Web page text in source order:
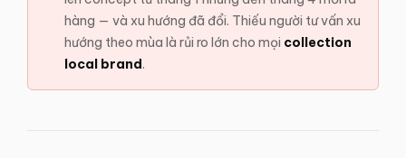
hàng — và xu hướng đã đổi. Thiếu người tư vấn xu
hướng theo mùa là rủi ro lớn cho mọi collection
local brand.